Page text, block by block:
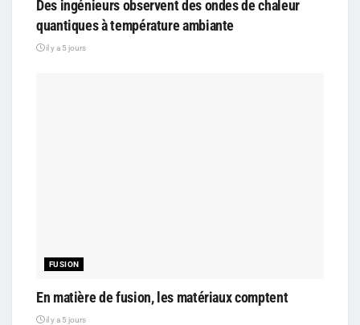
Des ingénieurs observent des ondes de chaleur
quantiques à température ambiante
il y a 5 jours
FUSION
En matière de fusion, les matériaux comptent
il y a 5 jours